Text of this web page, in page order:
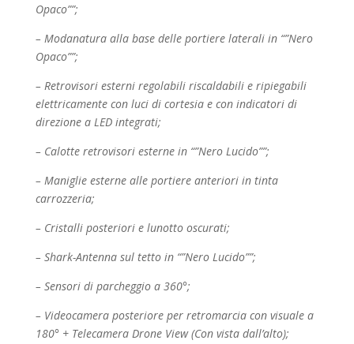
Opaco””;
– Modanatura alla base delle portiere laterali in “”Nero
Opaco””;
– Retrovisori esterni regolabili riscaldabili e ripiegabili
elettricamente con luci di cortesia e conindicatori di
direzione a LED integrati;
– Calotte retrovisori esterne in “”Nero Lucido””;
– Maniglie esterne alle portiere anteriori in tinta
carrozzeria;
– Cristalli posteriori e lunotto oscurati;
– Shark-Antenna sul tetto in “”Nero Lucido””;
– Sensori di parcheggio a 360°;
– Videocamera posteriore per retromarcia con visuale a
180° + Telecamera Drone View (Con vistadall’alto);